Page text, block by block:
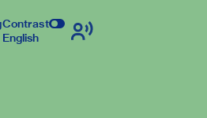
Contrast
English